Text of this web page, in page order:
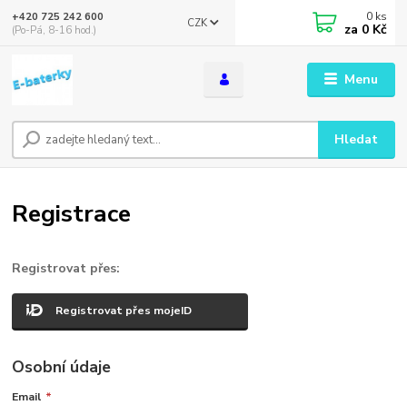
Menu
CZK
Hledat
+420 725 242 600
(Po-Pá, 8-16 hod.)
0 ks
za 0 Kč
Registrace
Registrovat přes:
Registrovat přes mojeID
Osobní údaje
Email *